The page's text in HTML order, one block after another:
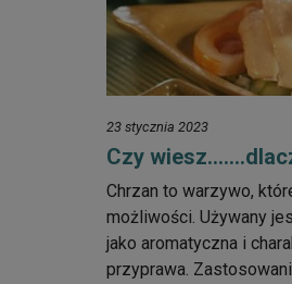
23 stycznia 2023
Czy
Chrzan to warzywo,
możliwości. Używany
jako aromatyczna i
przyprawa.